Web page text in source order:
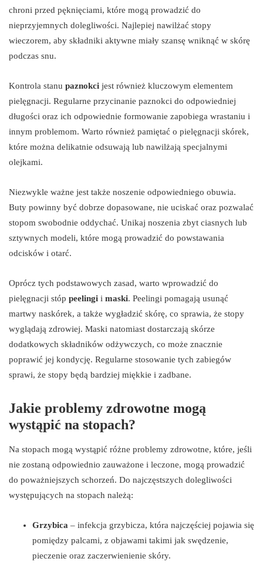
chroni przed pęknięciami, które mogą prowadzić do
nieprzyjemnych dolegliwości. Najlepiej nawilżać stopy
wieczorem, aby składniki aktywne miały szansę wniknąć w skórę
podczas snu.
Kontrola stanu paznokci jest również kluczowym elementem
pielęgnacji. Regularne przycinanie paznokci do odpowiedniej
długości oraz ich odpowiednie formowanie zapobiega wrastaniu i
innym problemom. Warto również pamiętać o pielęgnacji skórek,
które można delikatnie odsuwają lub nawilżają specjalnymi
olejkami.
Niezwykle ważne jest także noszenie odpowiedniego obuwia.
Buty powinny być dobrze dopasowane, nie uciskać oraz pozwalać
stopom swobodnie oddychać. Unikaj noszenia zbyt ciasnych lub
sztywnych modeli, które mogą prowadzić do powstawania
odcisków i otarć.
Oprócz tych podstawowych zasad, warto wprowadzić do
pielęgnacji stóp peelingi i maski. Peelingi pomagają usunąć
martwy naskórek, a także wygładzić skórę, co sprawia, że stopy
wyglądają zdrowiej. Maski natomiast dostarczają skórze
dodatkowych składników odżywczych, co może znacznie
poprawić jej kondycję. Regularne stosowanie tych zabiegów
sprawi, że stopy będą bardziej miękkie i zadbane.
Jakie problemy zdrowotne mogą
wystąpić na stopach?
Na stopach mogą wystąpić różne problemy zdrowotne, które, jeśli
nie zostaną odpowiednio zauważone i leczone, mogą prowadzić
do poważniejszych schorzeń. Do najczęstszych dolegliwości
występujących na stopach należą:
Grzybica – infekcja grzybicza, która najczęściej pojawia się
pomiędzy palcami, z objawami takimi jak swędzenie,
pieczenie oraz zaczerwienienie skóry.